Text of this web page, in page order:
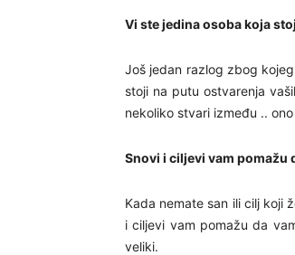
Vi ste jedina osoba koja
Još jedan razlog zbog
stoji na putu ostvarenja
nekoliko stvari između ..
Snovi i ciljevi vam pomažu
Kada nemate san ili cilj koji
i ciljevi vam pomažu da
veliki.